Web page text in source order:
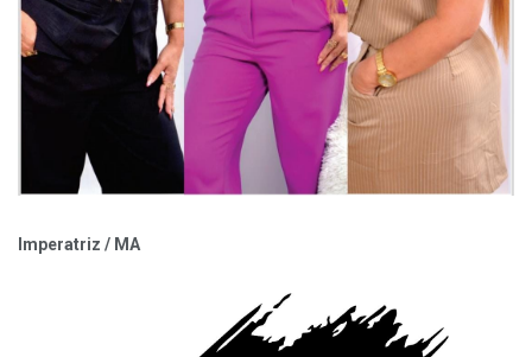
Imperatriz / MA